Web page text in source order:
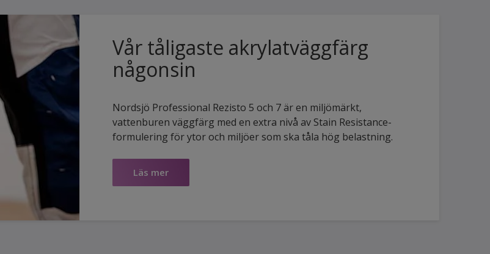
Vår tåligaste akrylatväggfärg
någonsin
Nordsjö Professional Rezisto 5 och 7 är en miljömärkt,
vattenburen väggfärg med en extra nivå av Stain Resistance-
formulering för ytor och miljöer som ska tåla hög belastning.
Läs mer